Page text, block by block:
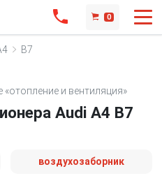
0
B7
«отопление и вентиляция»
Audi A4 B7
воздухозаборник